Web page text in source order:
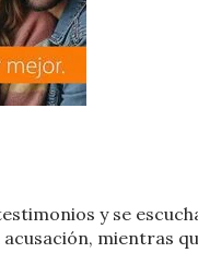
y se
acusación, mientras